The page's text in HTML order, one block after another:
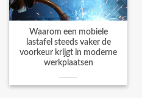
Waarom een mobiele
lastafel steeds vaker de
voorkeur krijgt in moderne
werkplaatsen